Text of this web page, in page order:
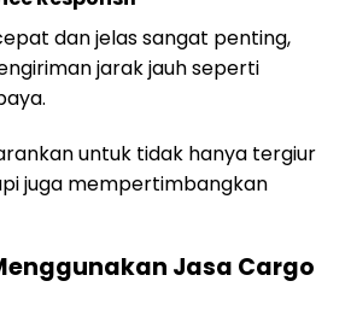
dan jelas sangat penting,
jarak jauh seperti
untuk tidak hanya tergiur
juga mempertimbangkan
Jasa Cargo